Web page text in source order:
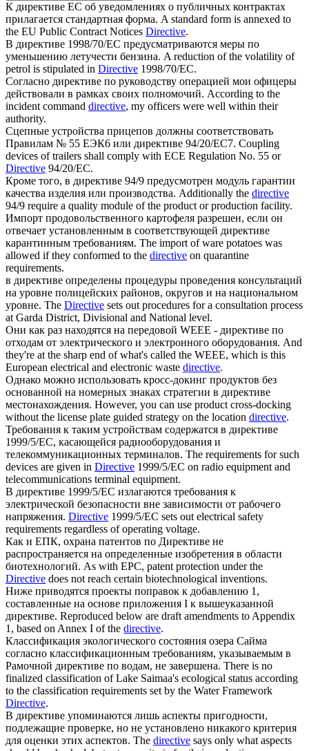
К директиве ЕС об уведомлениях о публичных контрактах
прилагается стандартная форма. A standard form is annexed to
the EU Public Contract Notices Directive.
В директиве 1998/70/EC предусматриваются меры по
уменьшению летучести бензина. A reduction of the volatility of
petrol is stipulated in Directive 1998/70/EC.
Согласно директиве по руководству операцией мои офицеры
действовали в рамках своих полномочий. According to the
incident command directive, my officers were well within their
authority.
Сцепные устройства прицепов должны соответствовать
Правилам № 55 ЕЭК6 или директиве 94/20/ЕС7. Coupling
devices of trailers shall comply with ECE Regulation No. 55 or
Directive 94/20/EC.
Кроме того, в директиве 94/9 предусмотрен модуль гарантии
качества изделия или производства. Additionally the directive
94/9 require a quality module of the product or production facility.
Импорт продовольственного картофеля разрешен, если он
отвечает установленным в соответствующей директиве
карантинным требованиям. The import of ware potatoes was
allowed if they conformed to the directive on quarantine
requirements.
в директиве определены процедуры проведения консультаций
на уровне полицейских районов, округов и на национальном
уровне. The Directive sets out procedures for a consultation process
at Garda District, Divisional and National level.
Они как раз находятся на передовой WEEE - директиве по
отходам от электрического и электронного оборудования. And
they're at the sharp end of what's called the WEEE, which is this
European electrical and electronic waste directive.
Однако можно использовать кросс-докинг продуктов без
основанной на номерных знаках стратегии в директиве
местонахождения. However, you can use product cross-docking
without the license plate guided strategy on the location directive.
Требования к таким устройствам содержатся в директиве
1999/5/EC, касающейся радиооборудования и
телекоммуникационных терминалов. The requirements for such
devices are given in Directive 1999/5/EC on radio equipment and
telecommunications terminal equipment.
В директиве 1999/5/EC излагаются требования к
электрической безопасности вне зависимости от рабочего
напряжения. Directive 1999/5/EC sets out electrical safety
requirements regardless of operating voltage.
Как и ЕПК, охрана патентов по Директиве не
распространяется на определенные изобретения в области
биотехнологий. As with EPC, patent protection under the
Directive does not reach certain biotechnological inventions.
Ниже приводятся проекты поправок к добавлению 1,
составленные на основе приложения I к вышеуказанной
директиве. Reproduced below are draft amendments to Appendix
1, based on Annex I of the directive.
Классификация экологического состояния озера Сайма
согласно классификационным требованиям, указываемым в
Рамочной директиве по водам, не завершена. There is no
finalized classification of Lake Saimaa's ecological status according
to the classification requirements set by the Water Framework
Directive.
В директиве упоминаются лишь аспекты пригодности,
подлежащие проверке, но не установлено никакого критерия
для оценки этих аспектов. The directive says only what aspects